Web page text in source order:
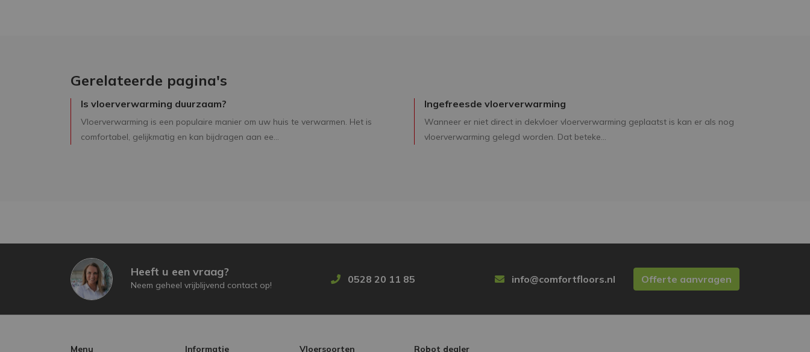
Gerelateerde pagina's
Is vloerverwarming duurzaam?
Vloerverwarming is een populaire manier om uw huis te verwarmen. Het is
comfortabel, gelijkmatig en kan bijdragen aan ee...
Ingefreesde vloerverwarming
Wanneer er niet direct in dekvloer vloerverwarming geplaatst is kan er als nog
vloerverwarming gelegd worden. Dat beteke...
Heeft u een vraag?
Neem geheel vrijblijvend contact op! 0528 20 11 85 info@comfortfloors.nl Offerte aanvragen
Menu Informatie Vloersoorten Robot dealer